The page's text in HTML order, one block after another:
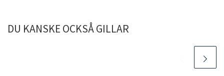
DU KANSKE OCKSÅ GILLAR